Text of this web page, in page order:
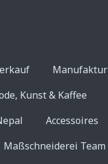
Manufaktur
Kunst & Kaffee
Accessoires
Maßschneiderei Team